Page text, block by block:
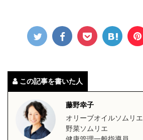
この記事を書いた人
藤野幸子
オリーブオイルソムリエ
野菜ソムリエ